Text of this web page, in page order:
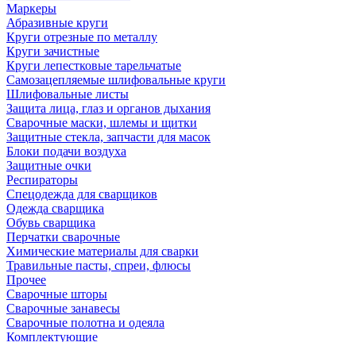
Маркеры
Абразивные круги
Круги отрезные по металлу
Круги зачистные
Круги лепестковые тарельчатые
Самозацепляемые шлифовальные круги
Шлифовальные листы
Защита лица, глаз и органов дыхания
Сварочные маски, шлемы и щитки
Защитные стекла, запчасти для масок
Блоки подачи воздуха
Защитные очки
Респираторы
Спецодежда для сварщиков
Одежда сварщика
Обувь сварщика
Перчатки сварочные
Химические материалы для сварки
Травильные пасты, спреи, флюсы
Прочее
Сварочные шторы
Сварочные занавесы
Сварочные полотна и одеяла
Комплектующие